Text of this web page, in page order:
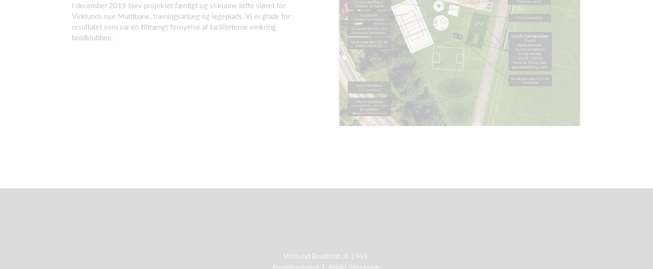
I december 2019 blev projektet færdigt og vi kunne løfte sløret for
Virklunds nye Multibane, træningsanlæg og legeplads. Vi er glade for
resultatet som var en tiltrængt fornyelse af faciliteterne omkring
boldklubben.
Virklund Boldklub af 1969
Paradisvænget 1, 8600 Silkeborg